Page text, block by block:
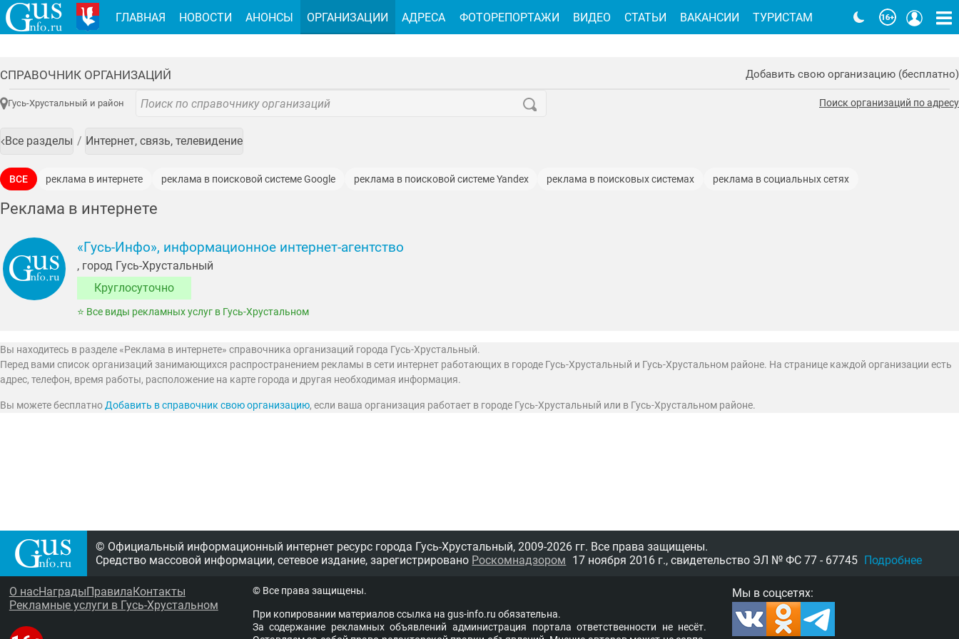
СПРАВОЧНИК ОРГАНИЗАЦИЙ Добавить свою организацию (бесплатно)
Гусь-Хрустальный и район Поиск организаций по адресу
Все разделы Интернет, связь, телевидение
ВСЕ реклама в интернете реклама в поисковой системе Google реклама в поисковой системе Yandex реклама в поисковых системах реклама в социальных сетях
Реклама в интернете
«Гусь-Инфо», информационное интернет-агентство
, город Гусь-Хрустальный
Круглосуточно
⭐ Все виды рекламных услуг в Гусь-Хрустальном
Вы находитесь в разделе «Реклама в интернете» справочника организаций города Гусь-Хрустальный.
Перед вами список организаций занимающихся распространением рекламы в сети интернет работающих в городе Гусь-Хрустальный и Гусь-Хрустальном районе. На странице каждой организации есть
адрес, телефон, время работы, расположение на карте города и другая необходимая информация.
Вы можете бесплатноДобавить в справочник свою организацию, если ваша организация работает в городе Гусь-Хрустальный или в Гусь-Хрустальном районе.
ГЛАВНАЯ НОВОСТИ АНОНСЫ ОРГАНИЗАЦИИ АДРЕСА ФОТОРЕПОРТАЖИ ВИДЕО СТАТЬИ ВАКАНСИИ ТУРИСТАМ
© Официальный информационный интернет ресурс города Гусь-Хрустальный, 2009-2026 гг. Все права защищены.
Средство массовой информации, сетевое издание, зарегистрировано Роскомнадзором 17 ноября 2016 г., свидетельство ЭЛ № ФС 77 - 67745 Подробнее
Мы в соцсетях:
О насНаграды Правила Контакты
Рекламные услуги в Гусь-Хрустальном
© Все права защищены.
При копировании материалов ссыл­ка на gus-info.ru обя­за­тель­на.
За содержание рекламных объявлений администра­ция пор­та­ла от­вет­ствен­но­сти не несёт.